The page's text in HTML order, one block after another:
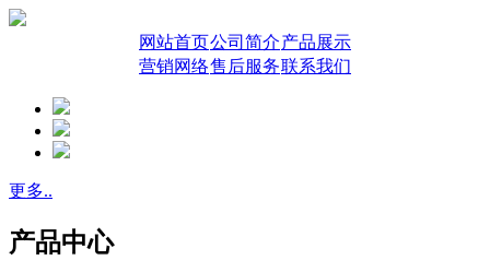
网站首页公司简介产品展示
营销网络售后服务联系我们
更多..
产品中心